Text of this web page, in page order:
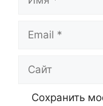
Email
Сайт
Сохранить